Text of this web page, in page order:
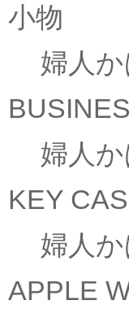
小物
婦人
婦人
KEY
婦人
APPLE